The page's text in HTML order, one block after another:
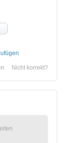
Nicht korrekt?